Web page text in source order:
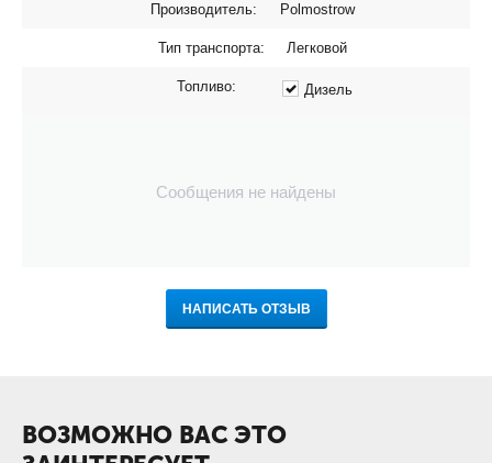
Производитель: Polmostrow
Тип транспорта: Легковой
Топливо: Дизель
Сообщения не найдены
НАПИСАТЬ ОТЗЫВ
ВОЗМОЖНО ВАС ЭТО